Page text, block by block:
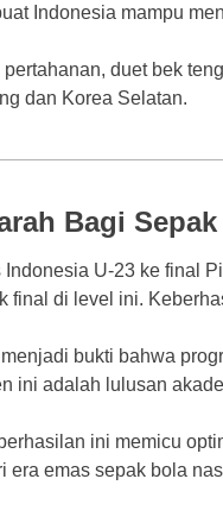
Indonesia mampu
duet bek
dan Korea Selatan.
Bagi
Indonesia U-23 ke final
final di level ini.
bukti bahwa
ini adalah lulusan
ini memicu
era emas sepak bola